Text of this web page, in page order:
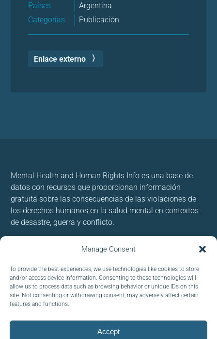
Manage Consent
To provide the best experiences, we use technologies like cookies to store
and/or access device information. Consenting to these technologies will
allow us to process data such as browsing behavior or unique IDs on this
site. Not consenting or withdrawing consent, may adversely affect certain
features and functions.
Accept
Países
Argentina
Categorías
Publicación
Enlace externo
Mental Health and Human Rights Info es una base de
datos con recursos que proporcionan información
gratuita sobre las consecuencias de las violaciones de
los derechos humanos en la salud mental en contextos
de desastre, guerra y conflicto.
servicios. Al utilizar nuestro sitio, acepta las cookies.
Follow us: